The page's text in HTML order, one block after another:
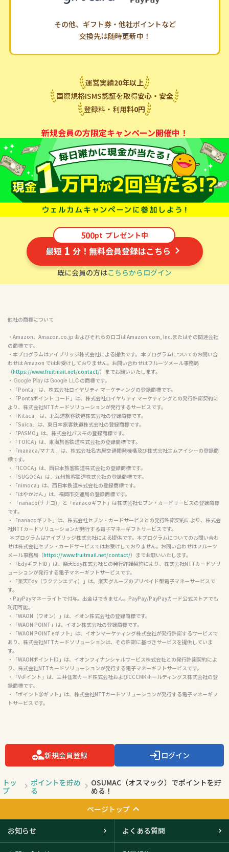
その他、ギフト券・他社ポイントなど
交換先は随時更新中！
運営実績20年以上
国際規格ISMS認証を取得安心・安全
登録料・利用料0円
新規会員の方限定キャンペーン開催中！
500pt プレゼント中
最短 1 分！無料会員登録はこちら
既に会員の方はこちらからログイン
他社の商標について
・Amazon、Amazon.co.jp およびそれらのロゴは Amazon.com, Inc.またはその関連会社
の商標です。
・本プログラムはアイブリッジ株式会社による提供です。 本プログラムについてのお問い合
わせは Amazon ではお受けしておりません。お問い合わせはフルーツメール事務局
（https://www.fruitmail.net/contact/）までお願いいたします。
・ Google Play は Google LLC の商標です。
・「Ponta」は、株式会社ロイヤリティ マーケティングの登録商標です。
・「Pontaポイント コード」は、株式会社ロイヤリティ マーケティングとの発行許諾契約に
より、株式会社NTTカードソリューションが発行するサービスです。
・「Kitaca」は、北海道旅客鉄道株式会社の登録商標です。
・「Suica」は、東日本旅客鉄道株式会社の登録商標です。
・「PASMO」は、株式会社パスモの登録商標です。
・「TOICA」は、東海旅客鉄道株式会社の登録商標です。
・「manaca/マナカ」は、株式会社名古屋交通開発機構及び株式会社エムアイシーの登録商
標です。
・「ICOCA」は、西日本旅客鉄道株式会社の登録商標です。
・「SUGOCA」は、九州旅客鉄道株式会社の登録商標です。
・「nimoca」は、西日本鉄道株式会社の登録商標です。
・「はやかけん」は、福岡市交通局の登録商標です。
・ 「nanaco(ナナコ)」と「nanacoギフト」は株式会社セブン・カードサービスの登録商標
です。
・「nanacoギフト」は、株式会社セブン・カードサービスとの発行許諾契約により、株式会
社NTTカードソリューションが発行する電子マネーギフトサービスです。
せは株式会社セブン・カードサービスではお受けしておりません。お問い合わせはフルーツ
メール事務局（https://www.fruitmail.net/contact/）までお願いいたします。
・「EdyギフトID」は、楽天Edy株式会社との発行許諾契約により、株式会社NTTカードソリ
ューションが発行する電子マネーギフトサービスです。
・「楽天Edy（ラクテンエディ）」は、楽天グループのプリペイド型電子マネーサービスで
す。
・PayPayマネーライトで付与。出金はできません。PayPay/PayPayカード公式ストアでも
利用可能。
・「WAON（ワオン）」は、イオン株式会社の登録商標です。
・「WAON POINT」は、イオン株式会社の登録商標です。
・「WAON POINT eギフト」は、イオンマーケティング株式会社が発行許諾するサービスで
あり、株式会社NTTカードソリューションは、その許諾に基づきサービスを提供していま
す。
・「WAONポイントID」は、イオンフィナンシャルサービス株式会社との発行許諾契約によ
り、株式会社NTTカードソリューションが発行する電子マネーギフトサービスです。
・「Vポイント」は、三井住友カード株式会社およびCCCMKホールディングス株式会社の登
録商標です。
・「ポイント＠ギフト」は、株式会社NTTカードソリューションが発行する電子マネーギフ
トサービスです。
新規会員登録 ログイン
トッ
プ
ポイントを貯め
る
OSUMAC（オスマック）でポイントを貯
める！
ページトップ
お知らせ よくある質問